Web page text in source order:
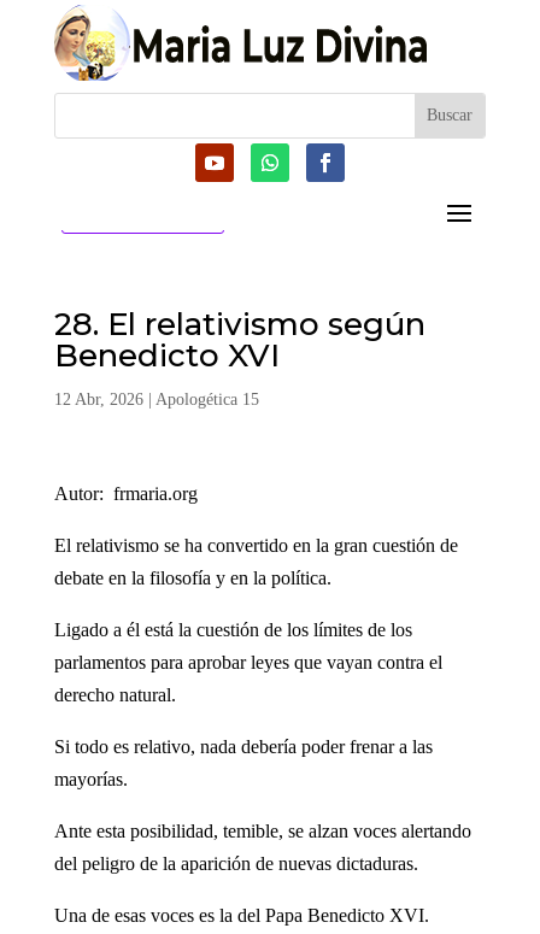
28. El relativismo según
Benedicto XVI
12 Abr, 2026| Apologética 15
Autor: frmaria.org
El relativismo se ha convertido en la gran cuestión de
debate en la filosofía y en la política.
Ligado a él está la cuestión de los límites de los
parlamentos para aprobar leyes que vayan contra el
derecho natural.
Si todo es relativo, nada debería poder frenar a las
mayorías.
Ante esta posibilidad, temible, se alzan voces alertando
del peligro de la aparición de nuevas dictaduras.
Una de esas voces es la del Papa Benedicto XVI.